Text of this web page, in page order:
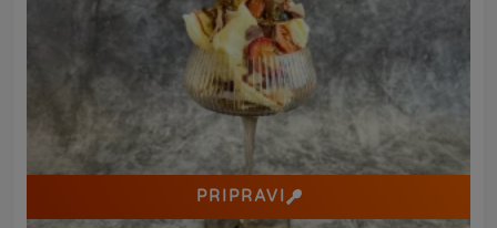
PRIPRAVI